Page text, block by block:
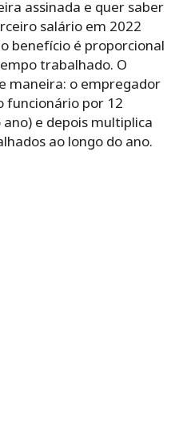
assinada e quer saber
salário em 2022
benefício é proporcional
trabalhado. O
maneira: o empregador
funcionário por 12
e depois multiplica
ao longo do ano.